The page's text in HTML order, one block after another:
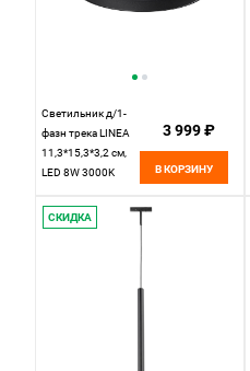
Светильник д/1-
фазн трека LINEA
11,3*15,3*3,2 см,
LED 8W 3000K
206437 черный
3 999 ₽
В КОРЗИНУ
СКИДКА